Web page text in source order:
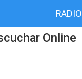
RADIO
Online